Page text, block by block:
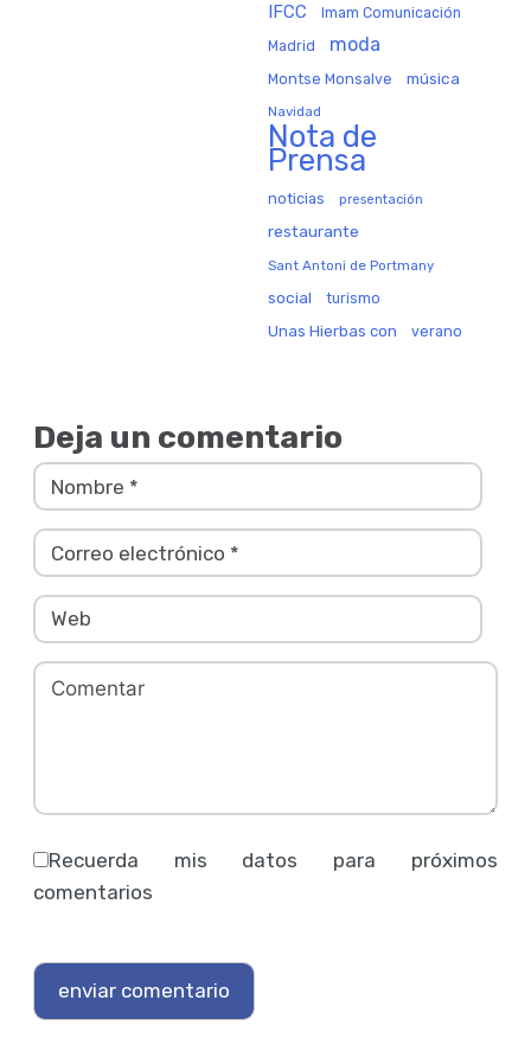
IFCC Imam Comunicación
Madrid moda
Montse Monsalve música
Navidad
Nota de
Prensa
noticias presentación
restaurante
Sant Antoni de Portmany
social turismo
Unas Hierbas con verano
Deja un comentario
Recuerda mis datos para próximos
comentarios